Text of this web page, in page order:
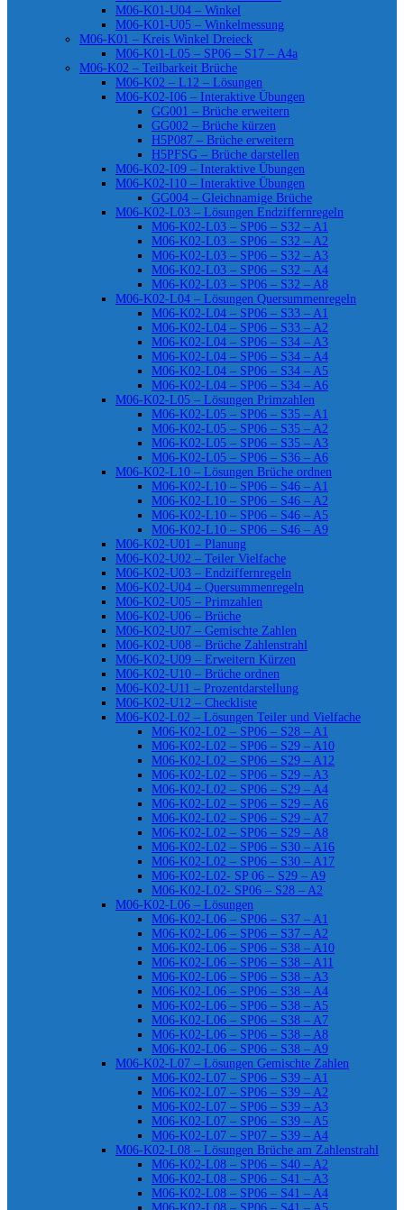
M06-K01-U04 – Winkel
M06-K01-U05 – Winkelmessung
M06-K01 – Kreis Winkel Dreieck
M06-K01-L05 – SP06 – S17 – A4a
M06-K02 – Teilbarkeit Brüche
M06-K02 – L12 – Lösungen
M06-K02-I06 – Interaktive Übungen
GG001 – Brüche erweitern
GG002 – Brüche kürzen
H5P087 – Brüche erweitern
H5PFSG – Brüche darstellen
M06-K02-I09 – Interaktive Übungen
M06-K02-I10 – Interaktive Übungen
GG004 – Gleichnamige Brüche
M06-K02-L03 – Lösungen Endziffernregeln
M06-K02-L03 – SP06 – S32 – A1
M06-K02-L03 – SP06 – S32 – A2
M06-K02-L03 – SP06 – S32 – A3
M06-K02-L03 – SP06 – S32 – A4
M06-K02-L03 – SP06 – S32 – A8
M06-K02-L04 – Lösungen Quersummenregeln
M06-K02-L04 – SP06 – S33 – A1
M06-K02-L04 – SP06 – S33 – A2
M06-K02-L04 – SP06 – S34 – A3
M06-K02-L04 – SP06 – S34 – A4
M06-K02-L04 – SP06 – S34 – A5
M06-K02-L04 – SP06 – S34 – A6
M06-K02-L05 – Lösungen Primzahlen
M06-K02-L05 – SP06 – S35 – A1
M06-K02-L05 – SP06 – S35 – A2
M06-K02-L05 – SP06 – S35 – A3
M06-K02-L05 – SP06 – S36 – A6
M06-K02-L10 – Lösungen Brüche ordnen
M06-K02-L10 – SP06 – S46 – A1
M06-K02-L10 – SP06 – S46 – A2
M06-K02-L10 – SP06 – S46 – A5
M06-K02-L10 – SP06 – S46 – A9
M06-K02-U01 – Planung
M06-K02-U02 – Teiler Vielfache
M06-K02-U03 – Endziffernregeln
M06-K02-U04 – Quersummenregeln
M06-K02-U05 – Primzahlen
M06-K02-U06 – Brüche
M06-K02-U07 – Gemischte Zahlen
M06-K02-U08 – Brüche Zahlenstrahl
M06-K02-U09 – Erweitern Kürzen
M06-K02-U10 – Brüche ordnen
M06-K02-U11 – Prozentdarstellung
M06-K02-U12 – Checkliste
M06-K02-L02 – Lösungen Teiler und Vielfache
M06-K02-L02 – SP06 – S28 – A1
M06-K02-L02 – SP06 – S29 – A10
M06-K02-L02 – SP06 – S29 – A12
M06-K02-L02 – SP06 – S29 – A3
M06-K02-L02 – SP06 – S29 – A4
M06-K02-L02 – SP06 – S29 – A6
M06-K02-L02 – SP06 – S29 – A7
M06-K02-L02 – SP06 – S29 – A8
M06-K02-L02 – SP06 – S30 – A16
M06-K02-L02 – SP06 – S30 – A17
M06-K02-L02- SP 06 – S29 – A9
M06-K02-L02- SP06 – S28 – A2
M06-K02-L06 – Lösungen
M06-K02-L06 – SP06 – S37 – A1
M06-K02-L06 – SP06 – S37 – A2
M06-K02-L06 – SP06 – S38 – A10
M06-K02-L06 – SP06 – S38 – A11
M06-K02-L06 – SP06 – S38 – A3
M06-K02-L06 – SP06 – S38 – A4
M06-K02-L06 – SP06 – S38 – A5
M06-K02-L06 – SP06 – S38 – A7
M06-K02-L06 – SP06 – S38 – A8
M06-K02-L06 – SP06 – S38 – A9
M06-K02-L07 – Lösungen Gemischte Zahlen
M06-K02-L07 – SP06 – S39 – A1
M06-K02-L07 – SP06 – S39 – A2
M06-K02-L07 – SP06 – S39 – A3
M06-K02-L07 – SP06 – S39 – A5
M06-K02-L07 – SP07 – S39 – A4
M06-K02-L08 – Lösungen Brüche am Zahlenstrahl
M06-K02-L08 – SP06 – S40 – A2
M06-K02-L08 – SP06 – S41 – A3
M06-K02-L08 – SP06 – S41 – A4